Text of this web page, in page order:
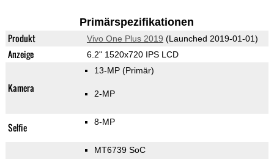
Primärspezifikationen
Produkt Vivo One Plus 2019 (Launched 2019-01-01)
Anzeige 6.2" 1520x720 IPS LCD
Kamera
13-MP (Primär)
2-MP
Selfie 8-MP
MT6739 SoC